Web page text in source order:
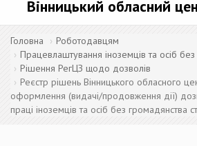
Вінницький обласний
Головна
Роботодавцям
Працевлаштування іноземців та осіб без
Рішення РегЦЗ щодо дозволів
Реєстр рішень Вінницького обласного
оформлення (видачі/продовження дії)
праці іноземців та осіб без громадянства